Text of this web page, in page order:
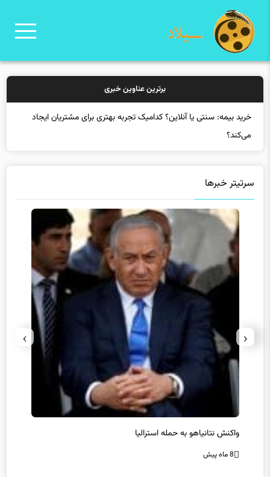
برترین عناوین خبری
خرید بیمه: سنتی یا آنلاین؟ کدامیک تجربه بهتری برای مشتریان ایجاد
می‌کند؟
سرتیتر خبرها
واکنش نتانیاهو به حمله استرالیا
8 ماه پیش
‹
›